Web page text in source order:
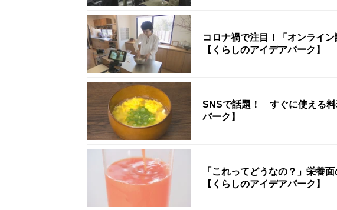
コロナ禍で注目！「オンライ
【くらしのアイデアパーク】
SNSで話題！ すぐに使える料
パーク】
「これってどうなの？」栄養
【くらしのアイデアパーク】